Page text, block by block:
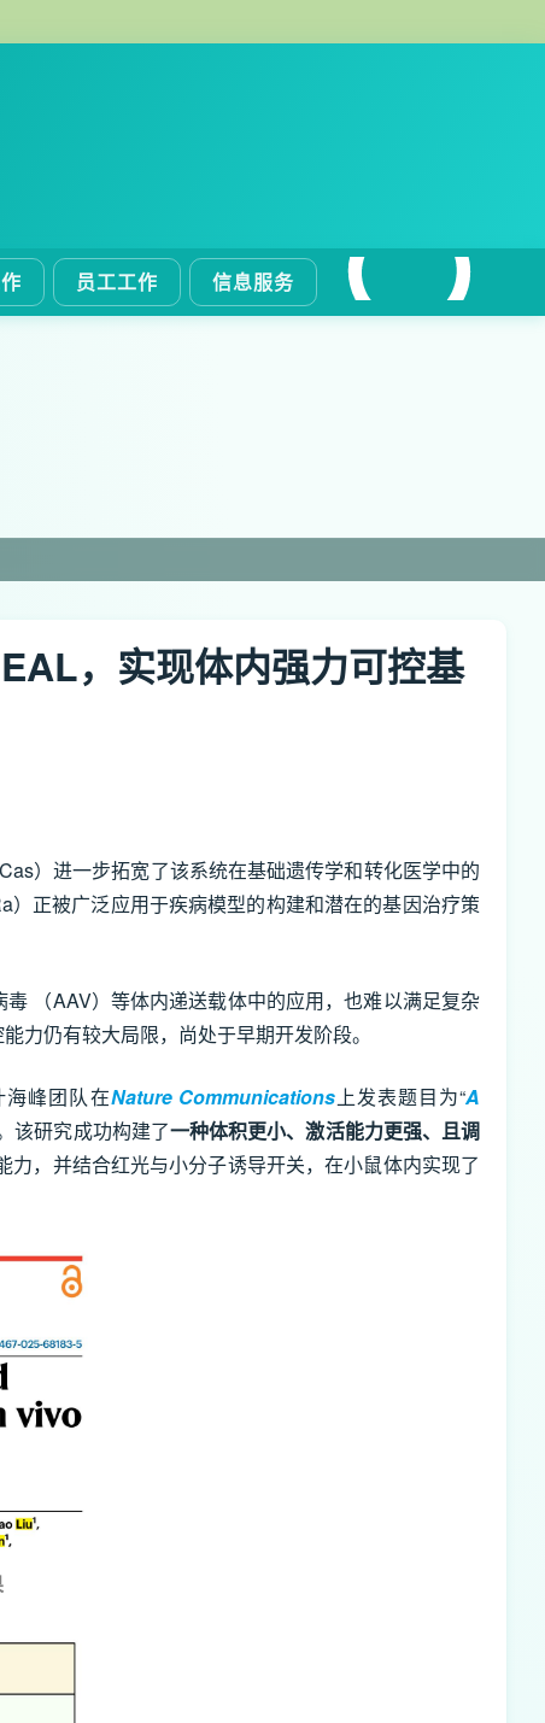
员工工作 信息服务
，实现体内强力可控基
）进一步拓宽了该系统在基础遗传学和转化医学中的
正被广泛应用于疾病模型的构建和潜在的基因治疗策
（AAV）等体内递送载体中的应用，也难以满足复杂
力仍有较大局限，尚处于早期开发阶段。
峰团队在Nature Communications上发表题目为“A
该研究成功构建了一种体积更小、激活能力更强、且调
，并结合红光与小分子诱导开关，在小鼠体内实现了